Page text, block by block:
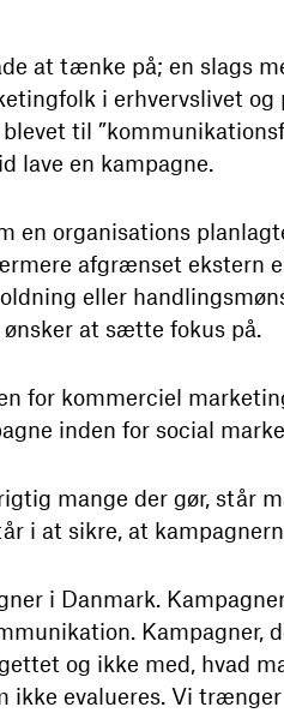
at tænke på; en slags
i erhvervslivet og
til
lave en kampagne.
en organisations
afgrænset ekstern
eller
at sætte fokus på.
for kommerciel
inden for social
mange der gør, står
i at sikre, at
i Danmark.
Kampagner,
og ikke med, hvad
ikke evalueres. Vi